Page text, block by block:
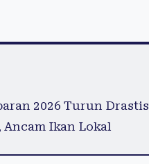
2026 Turun Drastis
Ikan Lokal